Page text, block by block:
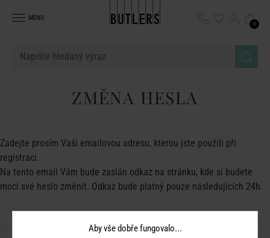
MENU
0
ZMĚNA HESLA
Zadejte prosím Vaši emailovou adresu, kterou jste použili při
registraci.
Na tento email Vám bude zaslán odkaz na stránku, kde si budete
moci své heslo změnit. Odkaz bude platný pouze následujících 24h.
Aby vše dobře fungovalo...